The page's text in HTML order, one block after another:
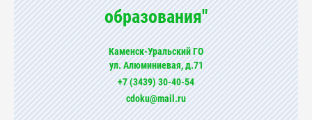
образования"
Каменск-Уральский ГО
ул. Алюминиевая, д.71
+7 (3439) 30-40-54
cdoku@mail.ru